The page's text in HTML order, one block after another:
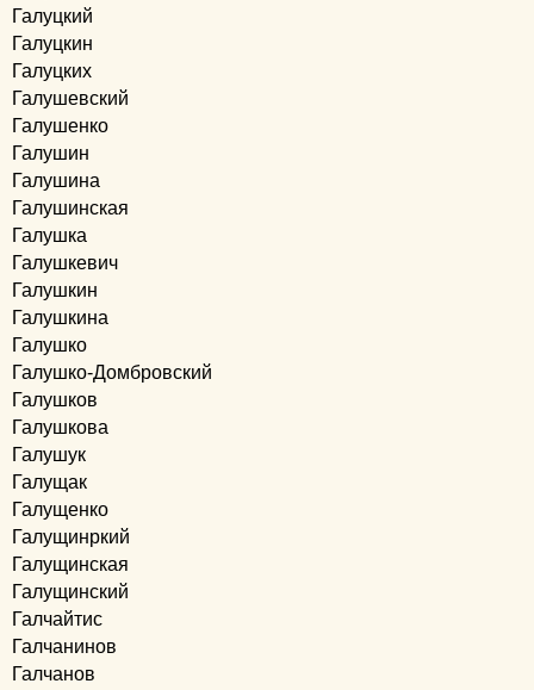
Галуцкий
Галуцкин
Галуцких
Галушевский
Галушенко
Галушин
Галушина
Галушинская
Галушка
Галушкевич
Галушкин
Галушкина
Галушко
Галушко-Домбровский
Галушков
Галушкова
Галушук
Галущак
Галущенко
Галущинркий
Галущинская
Галущинский
Галчайтис
Галчанинов
Галчанов